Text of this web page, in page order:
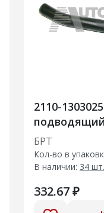
2110-
подводящий
40шт
БРТ
Кол-во в
В наличии: 34 шт.
332.67 ₽